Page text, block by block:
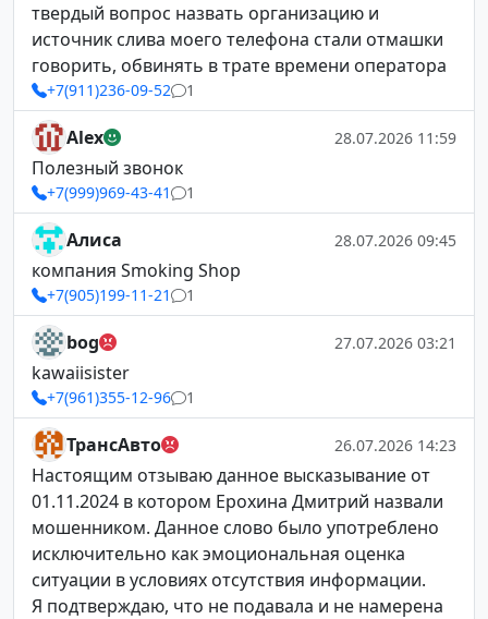
твердый вопрос назвать организацию и
источник слива моего телефона стали отмашки
говорить, обвинять в трате времени оператора
+7(911)236-09-52 1
Alex 28.07.2026 11:59
Полезный звонок
+7(999)969-43-41 1
Алиса 28.07.2026 09:45
компания Smoking Shop
+7(905)199-11-21 1
bog 27.07.2026 03:21
kawaiisister
+7(961)355-12-96 1
ТрансАвто 26.07.2026 14:23
Настоящим отзываю данное высказывание от
01.11.2024 в котором Ерохина Дмитрий назвали
мошенником. Данное слово было употреблено
исключительно как эмоциональная оценка
ситуации в условиях отсутствия информации.
Я подтверждаю, что не подавала и не намерена